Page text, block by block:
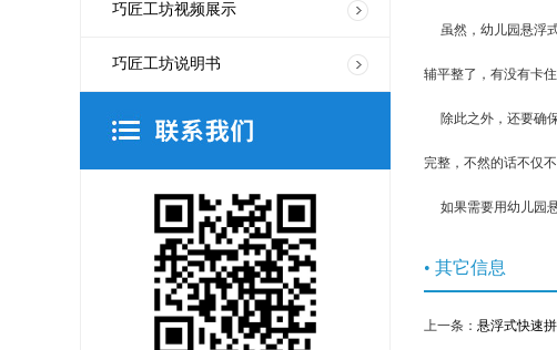
巧匠工坊视频展示
巧匠工坊说明书
虽然，幼儿园悬浮
辅平整了，有没有卡
除此之外，还要确
完整，不然的话不仅
如果需要用幼儿园悬
• 其它信息
上一条： 悬浮式快速